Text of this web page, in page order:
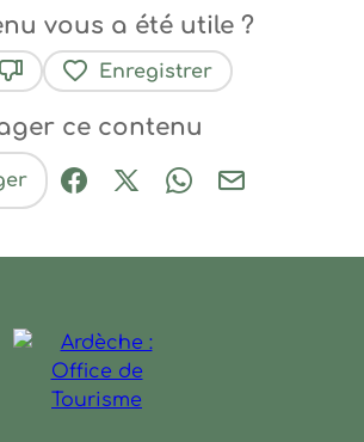
vous a été utile ?
Enregistrer
ce contenu
Partager sur Facebook
Partager sur X / Twitter
Partager sur
Partager par